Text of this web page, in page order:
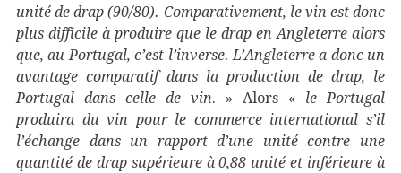
unité de drap (90/80). Comparativement, le vin est donc
plus difficile à produire que le drap en Angleterre alors
que, au Portugal, c’est l’inverse. L’Angleterre a donc un
avantage comparatif dans la production de drap, le
Portugal dans celle de vin. » Alors « le Portugal
produira du vin pour le commerce international s’il
l’échange dans un rapport d’une unité contre une
quantité de drap supérieure à 0,88 unité et inférieure à